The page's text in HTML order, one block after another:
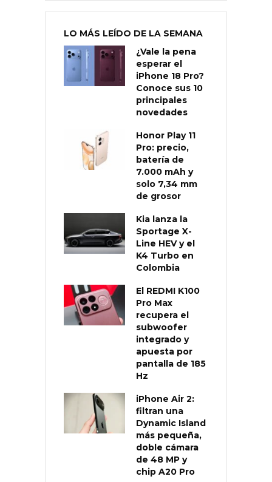
LO MÁS LEÍDO DE LA SEMANA
¿Vale la pena
esperar el
iPhone 18 Pro?
Conoce sus 10
principales
novedades
Honor Play 11
Pro: precio,
batería de
7.000 mAh y
solo 7,34 mm
de grosor
Kia lanza la
Sportage X-
Line HEV y el
K4 Turbo en
Colombia
El REDMI K100
Pro Max
recupera el
subwoofer
integrado y
apuesta por
pantalla de 185
Hz
iPhone Air 2:
filtran una
Dynamic Island
más pequeña,
doble cámara
de 48 MP y
chip A20 Pro